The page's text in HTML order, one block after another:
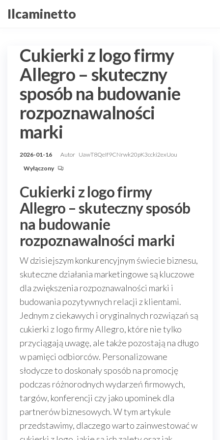
Przejdź
doIlcaminetto
Cukierki z logo firmy
Allegro – skuteczny
sposób na budowanie
rozpoznawalności
marki
2026-01-16 Autor UawT8QeIf9CNrwk20pK3ccki2exUou
Wyłączony
Cukierki z logo firmy
Allegro – skuteczny sposób
na budowanie
rozpoznawalności marki
W dzisiejszym konkurencyjnym świecie biznesu,
skuteczne działania marketingowe są kluczowe
dla zwiększenia rozpoznawalności marki i
budowania pozytywnych relacji z klientami.
Jednym z ciekawych i oryginalnych rozwiązań są
cukierki z logo firmy Allegro, które nie tylko
przyciągają uwagę, ale także pozostają na długo
w pamięci odbiorców. Personalizowane
słodycze to doskonały sposób na promocję
podczas różnorodnych wydarzeń firmowych,
targów, konferencji czy jako upominek dla
partnerów biznesowych. W tym artykule
przedstawimy, dlaczego warto zainwestować w